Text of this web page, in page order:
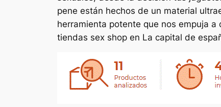
pene están hechos de un material
herramienta potente que nos empuja
tiendas sex shop en La capital de